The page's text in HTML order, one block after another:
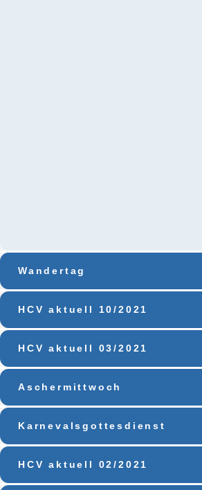
Wandertag
HCV aktuell 10/2021
HCV aktuell 03/2021
Aschermittwoch
Karnevalsgottesdienst
HCV aktuell 02/2021